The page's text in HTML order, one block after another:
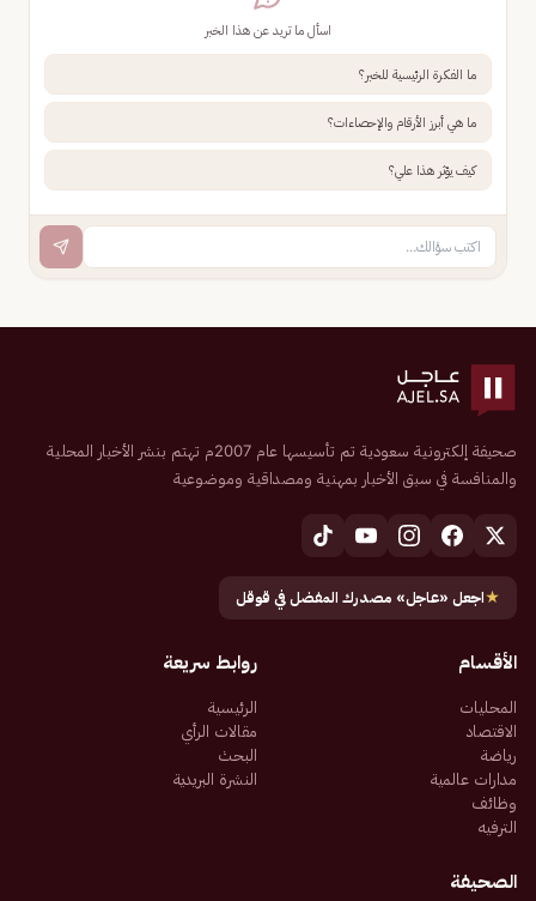
اسأل ما تريد عن هذا الخبر
ما الفكرة الرئيسية للخبر؟
ما هي أبرز الأرقام والإحصاءات؟
كيف يؤثر هذا علي؟
صحيفة إلكترونية سعودية تم تأسيسها عام 2007م تهتم بنشر الأخبار المحلية
والمنافسة في سبق الأخبار بمهنية ومصداقية وموضوعية
★اجعل «عاجل» مصدرك المفضل في قوقل
الأقسام
المحليات
الاقتصاد
رياضة
مدارات عالمية
وظائف
الترفيه
روابط سريعة
الرئيسية
مقالات الرأي
البحث
النشرة البريدية
الصحيفة